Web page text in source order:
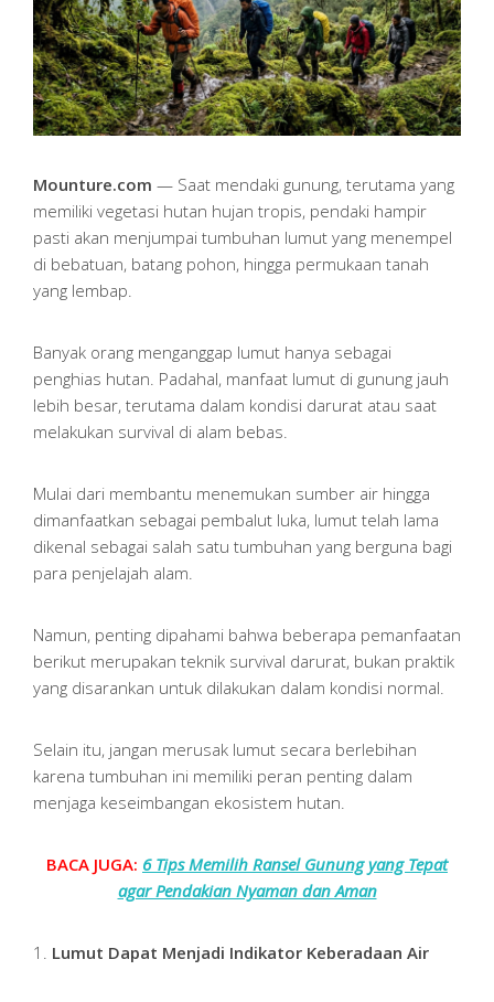
Mounture.com — Saat mendaki gunung, terutama yang
memiliki vegetasi hutan hujan tropis, pendaki hampir
pasti akan menjumpai tumbuhan lumut yang menempel
di bebatuan, batang pohon, hingga permukaan tanah
yang lembap.
Banyak orang menganggap lumut hanya sebagai
penghias hutan. Padahal, manfaat lumut di gunung jauh
lebih besar, terutama dalam kondisi darurat atau saat
melakukan survival di alam bebas.
Mulai dari membantu menemukan sumber air hingga
dimanfaatkan sebagai pembalut luka, lumut telah lama
dikenal sebagai salah satu tumbuhan yang berguna bagi
para penjelajah alam.
Namun, penting dipahami bahwa beberapa pemanfaatan
berikut merupakan teknik survival darurat, bukan praktik
yang disarankan untuk dilakukan dalam kondisi normal.
Selain itu, jangan merusak lumut secara berlebihan
karena tumbuhan ini memiliki peran penting dalam
menjaga keseimbangan ekosistem hutan.
BACA JUGA: 6 Tips Memilih Ransel Gunung yang Tepat
agar Pendakian Nyaman dan Aman
1. Lumut Dapat Menjadi Indikator Keberadaan Air